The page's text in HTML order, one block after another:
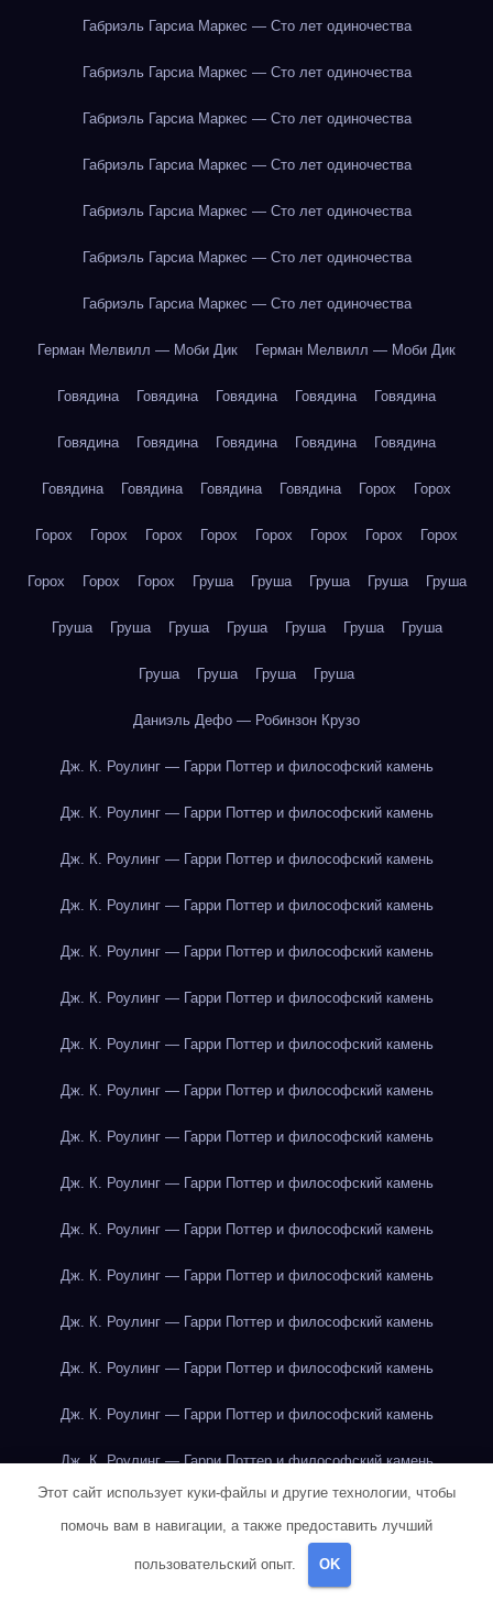
Габриэль Гарсиа Маркес — Сто лет одиночества
Габриэль Гарсиа Маркес — Сто лет одиночества
Габриэль Гарсиа Маркес — Сто лет одиночества
Габриэль Гарсиа Маркес — Сто лет одиночества
Габриэль Гарсиа Маркес — Сто лет одиночества
Габриэль Гарсиа Маркес — Сто лет одиночества
Габриэль Гарсиа Маркес — Сто лет одиночества
Герман Мелвилл — Моби Дик Герман Мелвилл — Моби Дик
Говядина Говядина Говядина Говядина Говядина
Говядина Говядина Говядина Говядина Говядина
Говядина Говядина Говядина Говядина Горох Горох
Горох Горох Горох Горох Горох Горох Горох Горох
Горох Горох Горох Груша Груша Груша Груша Груша
Груша Груша Груша Груша Груша Груша Груша
Груша Груша Груша Груша
Даниэль Дефо — Робинзон Крузо
Дж. К. Роулинг — Гарри Поттер и философский камень
Дж. К. Роулинг — Гарри Поттер и философский камень
Дж. К. Роулинг — Гарри Поттер и философский камень
Дж. К. Роулинг — Гарри Поттер и философский камень
Дж. К. Роулинг — Гарри Поттер и философский камень
Дж. К. Роулинг — Гарри Поттер и философский камень
Дж. К. Роулинг — Гарри Поттер и философский камень
Дж. К. Роулинг — Гарри Поттер и философский камень
Дж. К. Роулинг — Гарри Поттер и философский камень
Дж. К. Роулинг — Гарри Поттер и философский камень
Дж. К. Роулинг — Гарри Поттер и философский камень
Дж. К. Роулинг — Гарри Поттер и философский камень
Дж. К. Роулинг — Гарри Поттер и философский камень
Дж. К. Роулинг — Гарри Поттер и философский камень
Дж. К. Роулинг — Гарри Поттер и философский камень
Дж. К. Роулинг — Гарри Поттер и философский камень
Дж. К. Роулинг — Гарри Поттер и философский камень
Этот сайт использует куки-файлы и другие технологии, чтобы
помочь вам в навигации, а также предоставить лучший
пользовательский опыт. OK